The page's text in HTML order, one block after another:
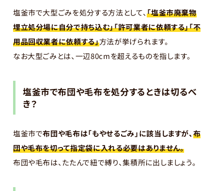
塩釜市で大型ごみを処分する方法として、「塩釜市廃棄物
埋立処分場に自分で持ち込む」「許可業者に依頼する」「不
用品回収業者に依頼する」方法が挙げられます。
なお大型ごみとは、一辺80cmを超えるものを指します。
塩釜市で布団や毛布を処分するときは切るべ
き？
塩釜市で布団や毛布は「もやせるごみ」に該当しますが、布
団や毛布を切って指定袋に入れる必要はありません。
布団や毛布は、たたんで紐で縛り、集積所に出しましょう。